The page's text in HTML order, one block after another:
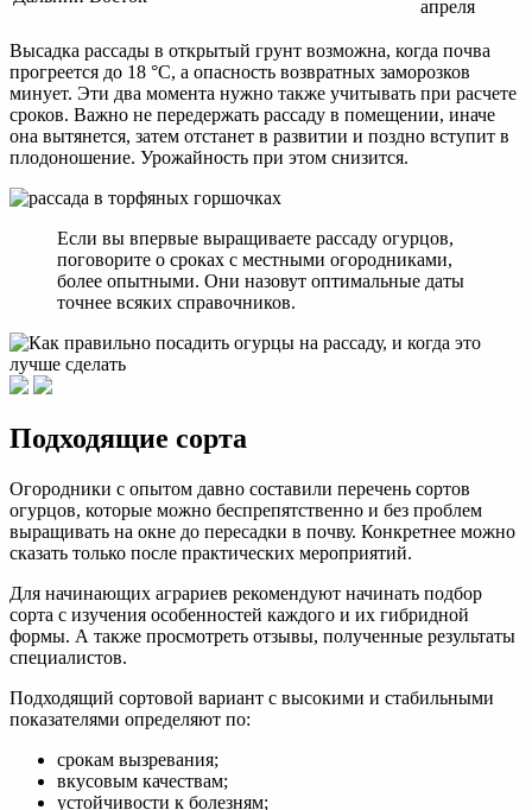
апреля
Высадка рассады в открытый грунт возможна, когда почва
прогреется до 18 °C, а опасность возвратных заморозков
минует. Эти два момента нужно также учитывать при расчете
сроков. Важно не передержать рассаду в помещении, иначе
она вытянется, затем отстанет в развитии и поздно вступит в
плодоношение. Урожайность при этом снизится.
Если вы впервые выращиваете рассаду огурцов,
поговорите о сроках с местными огородниками,
более опытными. Они назовут оптимальные даты
точнее всяких справочников.
Подходящие сорта
Огородники с опытом давно составили перечень сортов
огурцов, которые можно беспрепятственно и без проблем
выращивать на окне до пересадки в почву. Конкретнее можно
сказать только после практических мероприятий.
Для начинающих аграриев рекомендуют начинать подбор
сорта с изучения особенностей каждого и их гибридной
формы. А также просмотреть отзывы, полученные результаты
специалистов.
Подходящий сортовой вариант с высокими и стабильными
показателями определяют по:
срокам вызревания;
вкусовым качествам;
устойчивости к болезням;